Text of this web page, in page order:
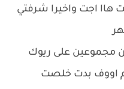
هاا اجت واخيرا شرفتي
مجموعين على ريوك
اووف بدت خلصت